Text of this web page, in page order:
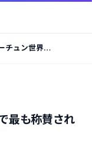
チュン世界
最も称賛され